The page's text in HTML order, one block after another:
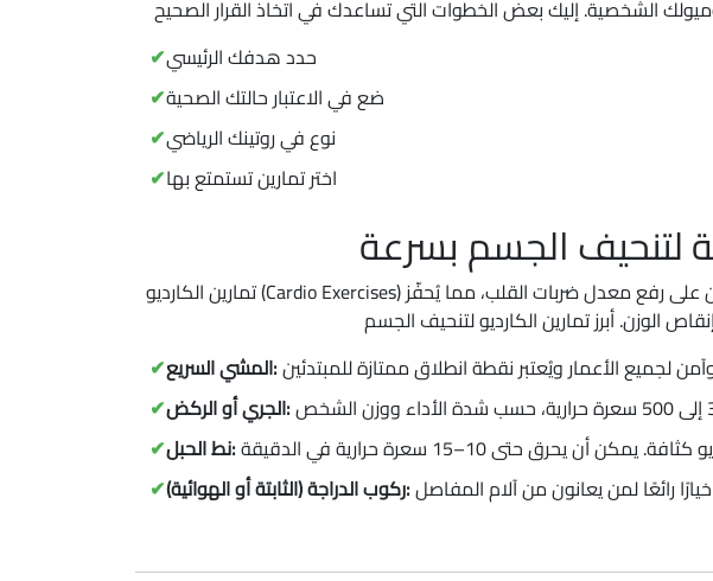
حدد هدفك الرئيسي
ضع في الاعتبار حالتك الصحية
نوع في روتينك الرياضي
اختر تمارين تستمتع بها
لتنحيف الجسم بسرعة
تمارين الكارديو (Cardio Exercises) تُعد من أكثر أنواع التمارين فعالية في حرق السعرات الحرارية وتعزيز صحة القلب. تساعد هذه التمارين على رفع معدل ضربات القلب، مما يُحفّز
المشي السريع:
الجري أو الركض:
نط الحبل:
ركوب الدراجة (الثابتة أو الهوائية):